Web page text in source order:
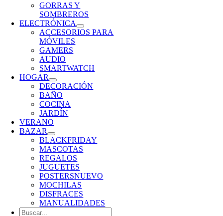
GORRAS Y
SOMBREROS
ELECTRÓNICA
ACCESORIOS PARA
MÓVILES
GAMERS
AUDIO
SMARTWATCH
HOGAR
DECORACIÓN
BAÑO
COCINA
JARDÍN
VERANO
BAZAR
BLACKFRIDAY
MASCOTAS
REGALOS
JUGUETES
POSTERSNUEVO
MOCHILAS
DISFRACES
MANUALIDADES
Buscar: